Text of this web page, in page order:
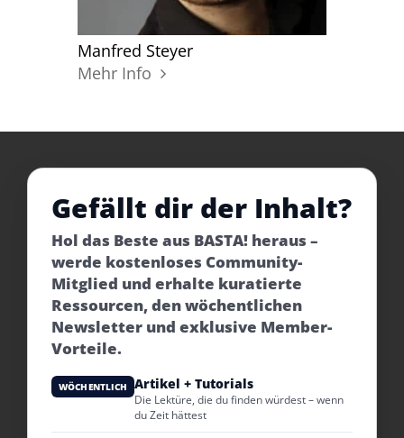
Manfred Steyer
Mehr Info
Gefällt dir der Inhalt?
Hol das Beste aus BASTA! heraus –
werde kostenloses Community-
Mitglied und erhalte kuratierte
Ressourcen, den wöchentlichen
Newsletter und exklusive Member-
Vorteile.
WÖCHENTLICH Artikel + Tutorials
Die Lektüre, die du finden würdest – wenn
du Zeit hättest